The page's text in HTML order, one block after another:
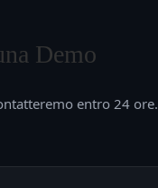
Demo
entro 24 ore.